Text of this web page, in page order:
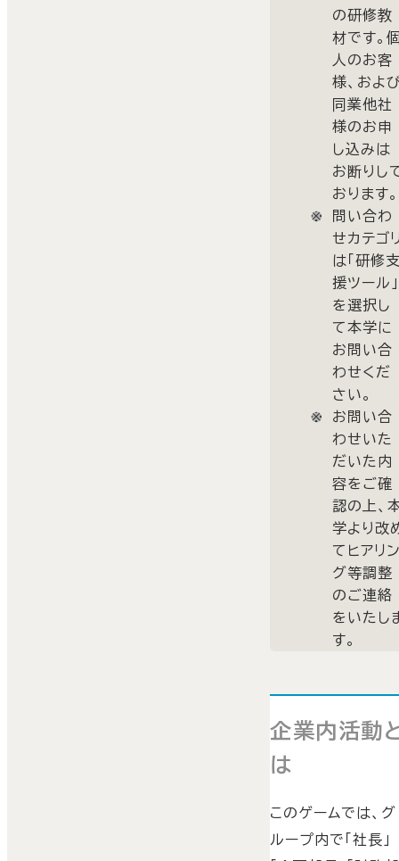
の研修教
材です。
人のお客
様、およ
同業他社
様のお申
し込みは
お断りし
おります。
問い合わ
せカテゴ
は「研修
援ツール」
を選択し
て本学に
お問い合
わせくだ
さい。
お問い合
わせいた
だいた内
容をご確
認の上、
学より改
てヒアリ
グ等調整
のご連絡
をいたし
す。
企業内活動
は
このゲームでは、グ
ループ内で「社長」